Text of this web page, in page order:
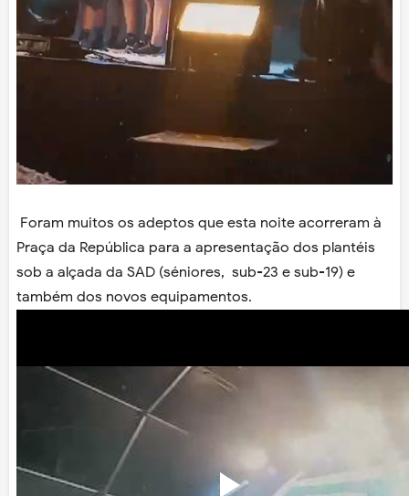
Foram muitos os adeptos que esta noite acorreram à
Praça da República para a apresentação dos plantéis
sob a alçada da SAD (séniores, sub-23 e sub-19) e
também dos novos equipamentos.